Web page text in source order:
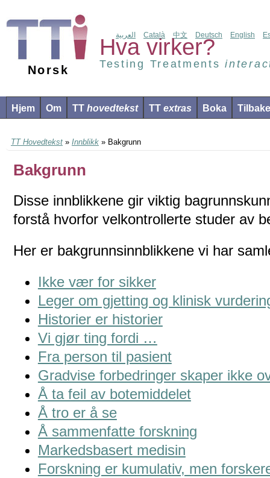
Norsk
Hva virker?
Testing Treatments
العربية Català 中文 Deutsch English
Hjem Om TT hovedtekst TT extras Boka
TT Hovedtekst » Innblikk » Bakgrunn
Bakgrunn
Disse innblikkene gir viktig
forstå hvorfor velkontrollerte studer av
Her er bakgrunnsinnblikkene vi har
Ikke vær for sikker
Leger om gjetting og klinisk
Historier er historier
Vi gjør ting fordi …
Fra person til pasient
Gradvise forbedringer skaper ikke
Å ta feil av botemiddelet
Å tro er å se
Å sammenfatte forskning
Markedsbasert medisin
Forskning er kumulativ, men